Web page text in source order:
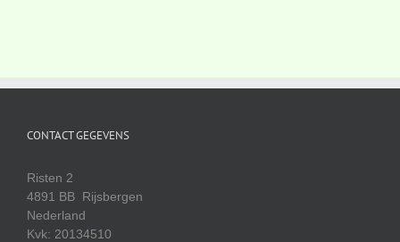
CONTACT GEGEVENS
Risten 2
4891 BB Rijsbergen
Nederland
Kvk: 20134510